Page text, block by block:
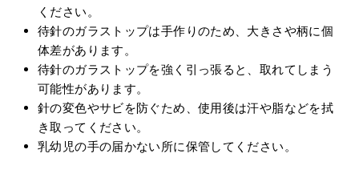
ください。
待針のガラストップは手作りのため、大きさや柄に個
体差があります。
待針のガラストップを強く引っ張ると、取れてしまう
可能性があります。
針の変色やサビを防ぐため、使用後は汗や脂などを拭
き取ってください。
乳幼児の手の届かない所に保管してください。